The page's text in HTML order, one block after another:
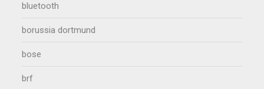
bluetooth
borussia dortmund
bose
brf